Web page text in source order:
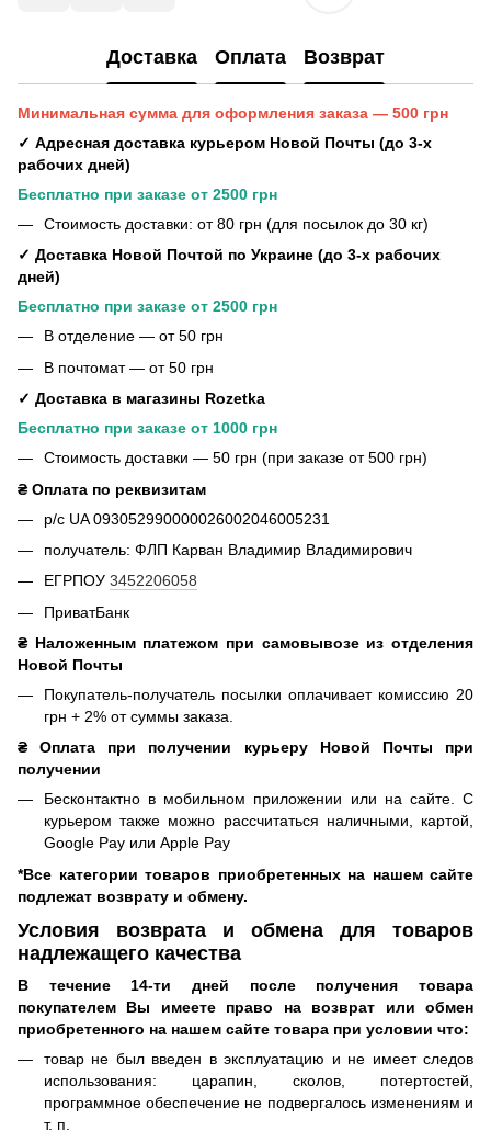
Доставка Оплата Возврат
Минимальная сумма для оформления заказа — 500 грн
✓ Адресная доставка курьером Новой Почты (до 3-х
рабочих дней)
Бесплатно при заказе от 2500 грн
Стоимость доставки: от 80 грн (для посылок до 30 кг)
✓ Доставка Новой Почтой по Украине (до 3-х рабочих
дней)
Бесплатно при заказе от 2500 грн
В отделение — от 50 грн
В почтомат — от 50 грн
✓ Доставка в магазины Rozetka
Бесплатно при заказе от 1000 грн
Стоимость доставки — 50 грн (при заказе от 500 грн)
₴ Оплата по реквизитам
р/с UA 093052990000026002046005231
получатель: ФЛП Карван Владимир Владимирович
ЕГРПОУ 3452206058
ПриватБанк
₴ Наложенным платежом при самовывозе из отделения
Новой Почты
Покупатель-получатель посылки оплачивает комиссию 20
грн + 2% от суммы заказа.
₴ Оплата при получении курьеру Новой Почты при
получении
Бесконтактно в мобильном приложении или на сайте. С
курьером также можно рассчитаться наличными, картой,
Google Pay или Apple Pay
*Все категории товаров приобретенных на нашем сайте
подлежат возврату и обмену.
Условия возврата и обмена для товаров
надлежащего качества
В течение 14-ти дней после получения товара
покупателем Вы имеете право на возврат или обмен
приобретенного на нашем сайте товара при условии что:
товар не был введен в эксплуатацию и не имеет следов
использования: царапин, сколов, потертостей,
программное обеспечение не подвергалось изменениям и
т. п.